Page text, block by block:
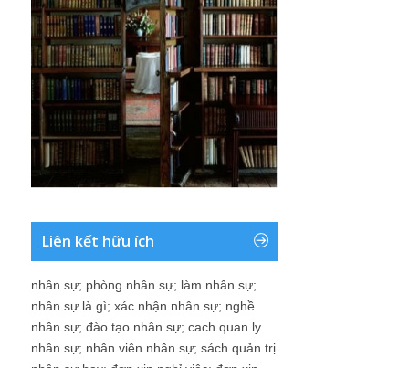
Liên kết hữu ích
nhân sự; phòng nhân sự; làm nhân sự;
nhân sự là gì; xác nhận nhân sự; nghề
nhân sự; đào tạo nhân sự; cach quan ly
nhân sự; nhân viên nhân sự; sách quản trị